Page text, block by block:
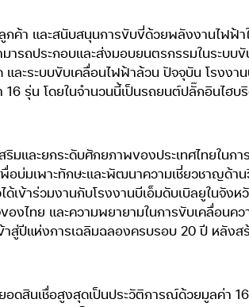
า และสนับสนุนการขับขี่ด้วยพลังงานไฟฟ้า
มารถประกอบและส่งมอบยนตรกรรมในระ
และระบบขับเคลื่อนไฟฟ้าล้วน ปัจจุบัน โรง
16 รุ่น โดยในจำนวนนี้เป็นรถยนต์ปลั๊กอินไฮ
มและยกระดับศักยภาพของประเทศไทยใน
บ่มเพาะทักษะและพัฒนาความเชี่ยวชาญด้า
ด้เข้าร่วมงานกับโรงงานบีเอ็มดับเบิลยูในจั
งไทย และความพยายามในการขับเคลื่อนค
าสู่ปีแห่งการเฉลิมฉลองครบรอบ 20 ปี หลั
อดสินเชื่อสูงสุดเป็นประวัติการณ์ด้วยมูลค่า